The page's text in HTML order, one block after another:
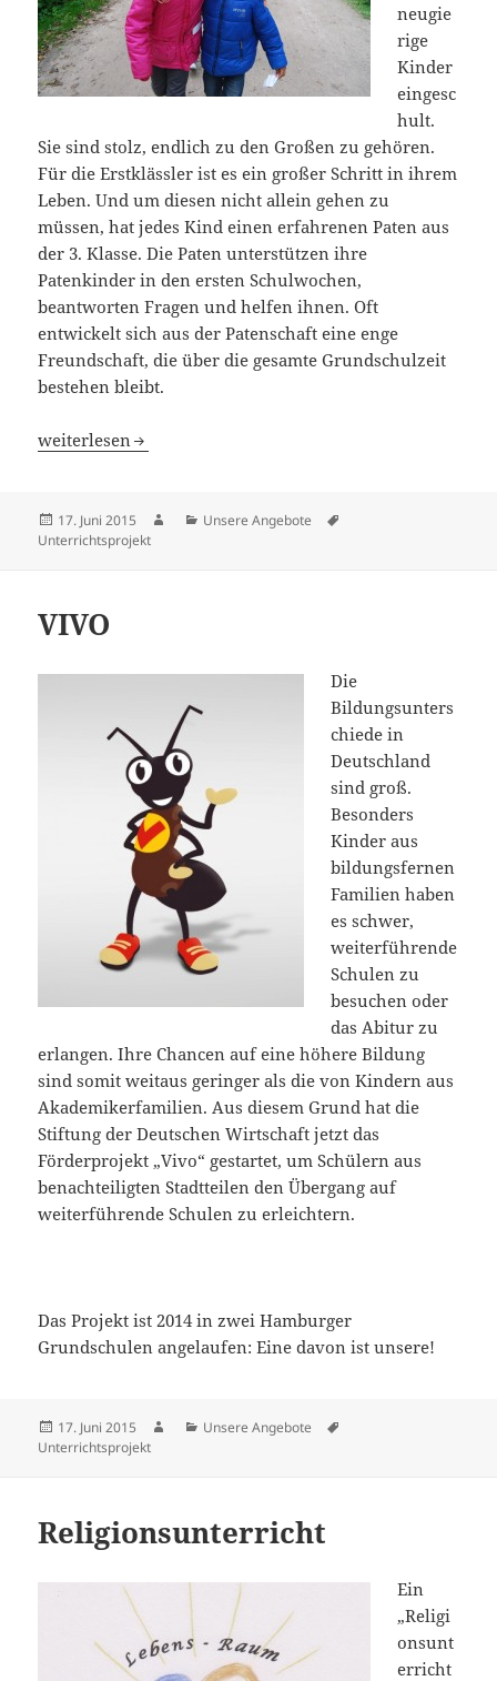
neugie
rige
Kinder
eingesc
hult.
Sie sind stolz, endlich zu den Großen zu gehören.
Für die Erstklässler ist es ein großer Schritt in ihrem
Leben. Und um diesen nicht allein gehen zu
müssen, hat jedes Kind einen erfahrenen Paten aus
der 3. Klasse. Die Paten unterstützen ihre
Patenkinder in den ersten Schulwochen,
beantworten Fragen und helfen ihnen. Oft
entwickelt sich aus der Patenschaft eine enge
Freundschaft, die über die gesamte Grundschulzeit
bestehen bleibt.
Schülerpatenschaften
weiterlesen
Veröffentlicht
am
17. Juni 2015 Autor Kategorien
Unsere Angebote
Unterrichtsprojekt
VIVO
Die
Bildungsunters
chiede in
Deutschland
sind groß.
Besonders
Kinder aus
bildungsfernen
Familien haben
es schwer,
weiterführende
Schulen zu
besuchen oder
das Abitur zu
erlangen. Ihre Chancen auf eine höhere Bildung
sind somit weitaus geringer als die von Kindern aus
Akademikerfamilien. Aus diesem Grund hat die
Stiftung der Deutschen Wirtschaft jetzt das
Förderprojekt „Vivo“ gestartet, um Schülern aus
benachteiligten Stadtteilen den Übergang auf
weiterführende Schulen zu erleichtern.
Das Projekt ist 2014 in zwei Hamburger
Grundschulen angelaufen: Eine davon ist unsere!
Veröffentlicht
am
17. Juni 2015 Autor Kategorien
Unsere Angebote
Unterrichtsprojekt
Religionsunterricht
Ein
„Religi
onsunt
erricht